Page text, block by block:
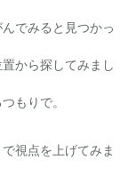
でみると見つかっ
から探してみまし
もりで。
視点を上げてみま